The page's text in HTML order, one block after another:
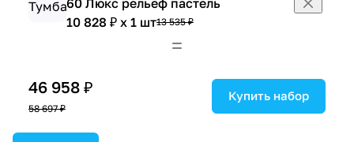
10 828 ₽ x 1 шт13 535 ₽
46 958 ₽
58 697 ₽
Купить набор